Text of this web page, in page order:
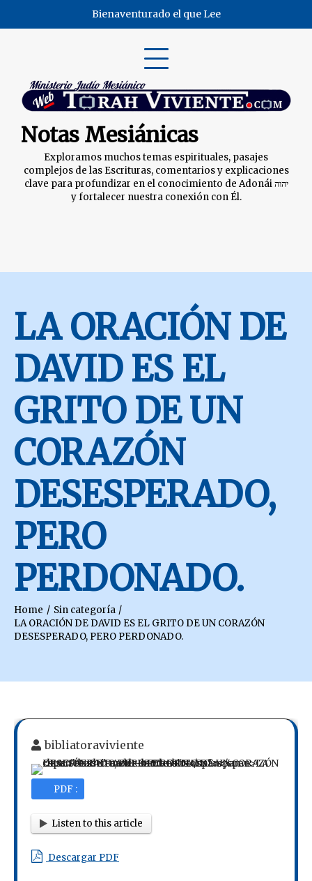
content
Bienaventurado el que Lee
Notas Mesiánicas
Exploramos muchos temas espirituales, pasajes
complejos de las Escrituras, comentarios y explicaciones
clave para profundizar en el conocimiento de Adonái יהוה
y fortalecer nuestra conexión con Él.
LA ORACIÓN DE
DAVID ES EL
GRITO DE UN
CORAZÓN
DESESPERADO,
PERO
PERDONADO.
Home
Sin categoría
LA ORACIÓN DE DAVID ES EL GRITO DE UN CORAZÓN
DESESPERADO, PERO PERDONADO.
bibliatoraviviente
PDF :
Listen to this article
Descargar PDF